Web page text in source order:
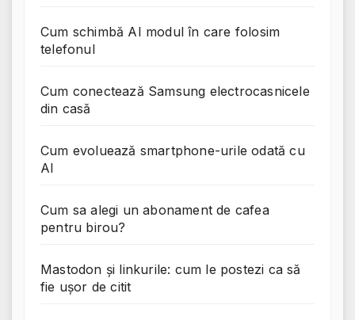
Cum schimbă AI modul în care folosim
telefonul
Cum conectează Samsung electrocasnicele
din casă
Cum evoluează smartphone-urile odată cu
AI
Cum sa alegi un abonament de cafea
pentru birou?
Mastodon și linkurile: cum le postezi ca să
fie ușor de citit